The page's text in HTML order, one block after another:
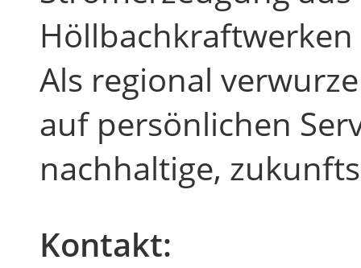
Als regional
auf persönlichen
nachhaltige,
Kontakt: